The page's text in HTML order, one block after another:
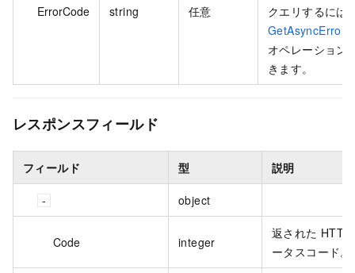
ErrorCode string 任意
クエリするには
オペレーション
きます。
レスポンスフィールド
フィールド 型 説明
object
Code integer
返された HTTP
ータスコード。